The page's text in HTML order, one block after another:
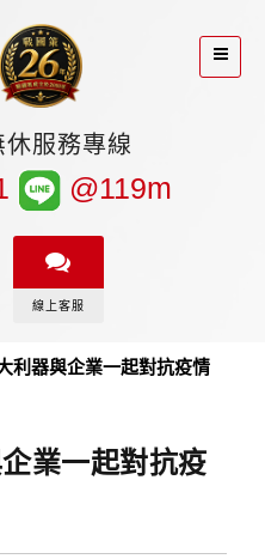
服務專線
@119m
線上客服
利器與企業一起對抗疫情
業一起對抗疫